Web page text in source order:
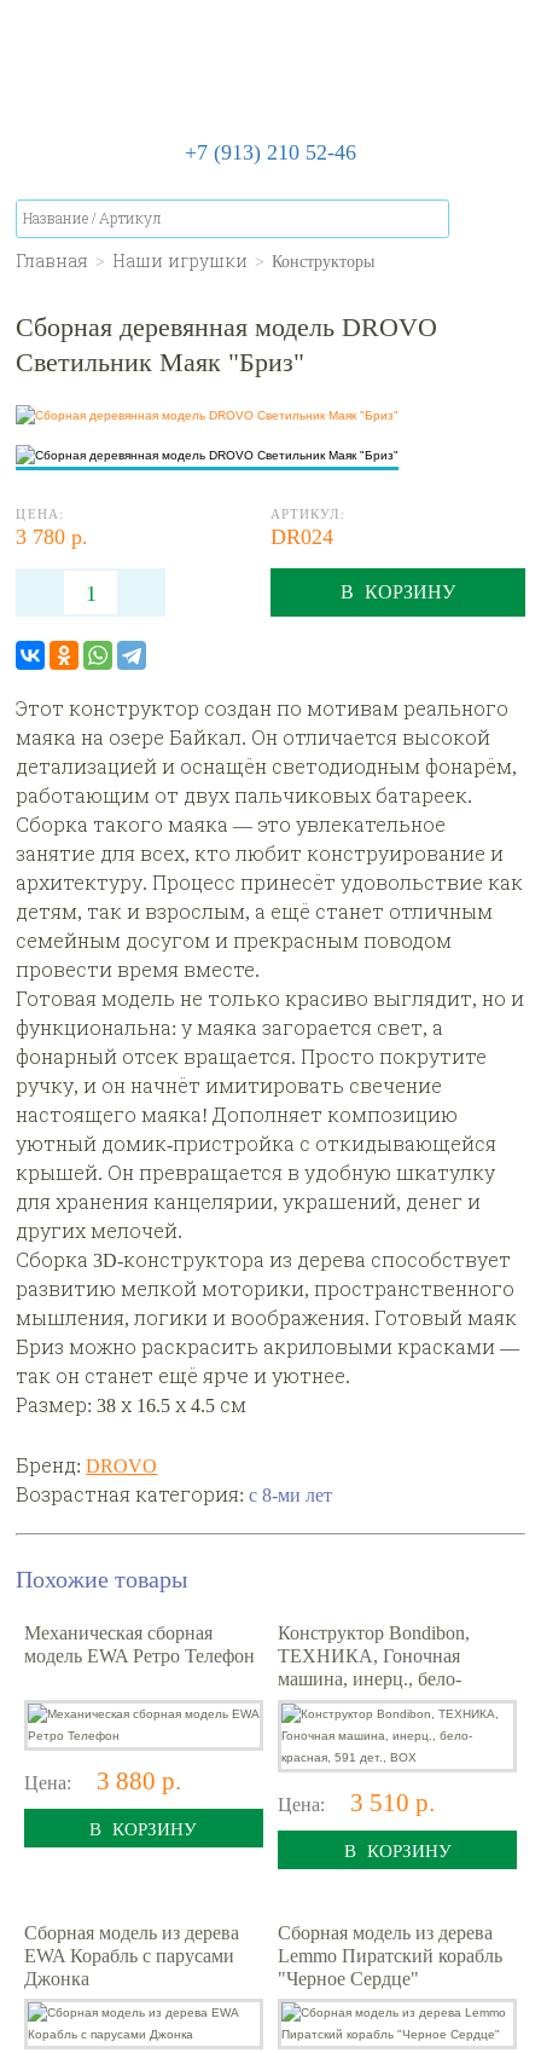
+7 (913) 210 52-46
Главная > Наши игрушки > Конструкторы
Сборная деревянная модель DROVO
Светильник Маяк "Бриз"
ЦЕНА:
3 780 р.
АРТИКУЛ:
DR024
В КОРЗИНУ
Этот конструктор создан по мотивам реального
маяка на озере Байкал. Он отличается высокой
детализацией и оснащён светодиодным фонарём,
работающим от двух пальчиковых батареек.
Сборка такого маяка — это увлекательное
занятие для всех, кто любит конструирование и
архитектуру. Процесс принесёт удовольствие как
детям, так и взрослым, а ещё станет отличным
семейным досугом и прекрасным поводом
провести время вместе.
Готовая модель не только красиво выглядит, но и
функциональна: у маяка загорается свет, а
фонарный отсек вращается. Просто покрутите
ручку, и он начнёт имитировать свечение
настоящего маяка! Дополняет композицию
уютный домик-пристройка с откидывающейся
крышей. Он превращается в удобную шкатулку
для хранения канцелярии, украшений, денег и
других мелочей.
Сборка 3D-конструктора из дерева способствует
развитию мелкой моторики, пространственного
мышления, логики и воображения. Готовый маяк
Бриз можно раскрасить акриловыми красками —
так он станет ещё ярче и уютнее.
Размер: 38 х 16.5 х 4.5 см
Бренд:DROVO
Возрастная категория:с 8-ми лет
Похожие товары
Механическая сборная
модель EWA Ретро Телефон
Цена: 3 880 р.
В КОРЗИНУ
Конструктор Bondibon,
ТЕХНИКА, Гоночная
машина, инерц., бело-
красная, 591 дет., BOX
Цена: 3 510 р.
В КОРЗИНУ
Сборная модель из дерева
EWA Корабль c парусами
Джонка
Сборная модель из дерева
Lemmo Пиратский корабль
"Черное Сердце"